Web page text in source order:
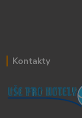
Kontakty